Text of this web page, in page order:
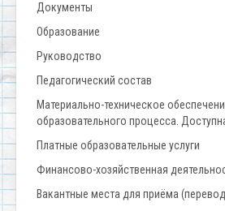
Документы
Образование
Руководство
Педагогический состав
Материально-техническое
образовательного процесса.
Платные образовательные услуги
Финансово-хозяйственная
Вакантные места для приёма